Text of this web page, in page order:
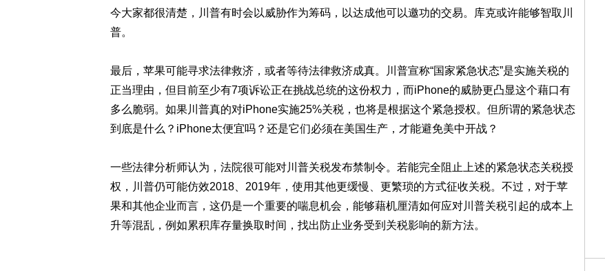
今大家都很清楚，川普有时会以威胁作为筹码，以达成他可以邀功的交易。库克或许能够智取川
普。
最后，苹果可能寻求法律救济，或者等待法律救济成真。川普宣称“国家紧急状态”是实施关税的
正当理由，但目前至少有7项诉讼正在挑战总统的这份权力，而iPhone的威胁更凸显这个藉口有
多么脆弱。如果川普真的对iPhone实施25%关税，也将是根据这个紧急授权。但所谓的紧急状态
到底是什么？iPhone太便宜吗？还是它们必须在美国生产，才能避免美中开战？
一些法律分析师认为，法院很可能对川普关税发布禁制令。若能完全阻止上述的紧急状态关税授
权，川普仍可能仿效2018、2019年，使用其他更缓慢、更繁琐的方式征收关税。不过，对于苹
果和其他企业而言，这仍是一个重要的喘息机会，能够藉机厘清如何应对川普关税引起的成本上
升等混乱，例如累积库存量换取时间，找出防止业务受到关税影响的新方法。